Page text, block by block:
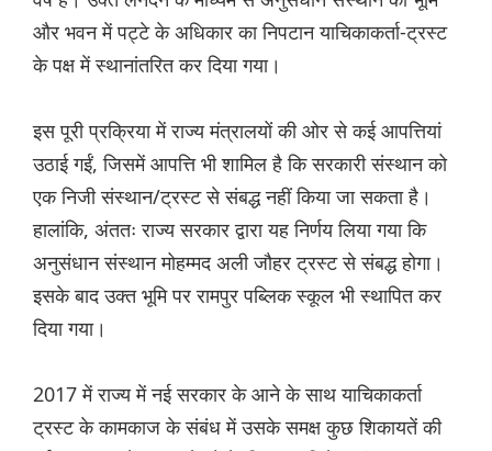
और भवन में पट्टे के अधिकार का निपटान याचिकाकर्ता-ट्रस्ट
के पक्ष में स्थानांतरित कर दिया गया।
इस पूरी प्रक्रिया में राज्य मंत्रालयों की ओर से कई आपत्तियां
उठाई गईं, जिसमें आपत्ति भी शामिल है कि सरकारी संस्थान को
एक निजी संस्थान/ट्रस्ट से संबद्ध नहीं किया जा सकता है।
हालांकि, अंततः राज्य सरकार द्वारा यह निर्णय लिया गया कि
अनुसंधान संस्थान मोहम्मद अली जौहर ट्रस्ट से संबद्ध होगा।
इसके बाद उक्त भूमि पर रामपुर पब्लिक स्कूल भी स्थापित कर
दिया गया।
2017 में राज्य में नई सरकार के आने के साथ याचिकाकर्ता
ट्रस्ट के कामकाज के संबंध में उसके समक्ष कुछ शिकायतें की